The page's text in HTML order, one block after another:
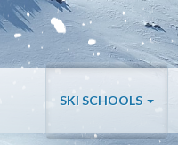
SKI SCHOOLS